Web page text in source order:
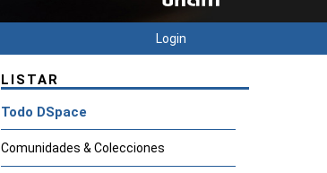
Login
LISTAR
Todo DSpace
Comunidades & Colecciones